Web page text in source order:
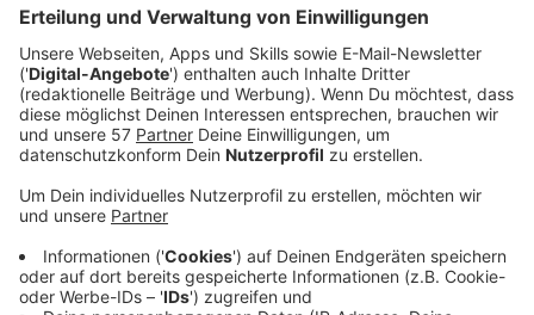
Supermärkte. Das Konsumverhalten sei
zurückhaltender, diesen Monat hat sich das
nochmal verstärkt, so Handelsverband-
Geschäftsführer Björn Musiol vom
Handelsverband:
da preisbewusst stärker einkauft, stärker
auf die Preise schaut, das vergleicht und